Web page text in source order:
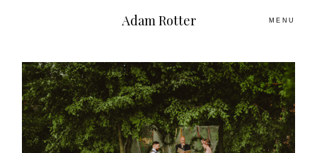
Adam Rotter MENU
O MNIE
PLENERY